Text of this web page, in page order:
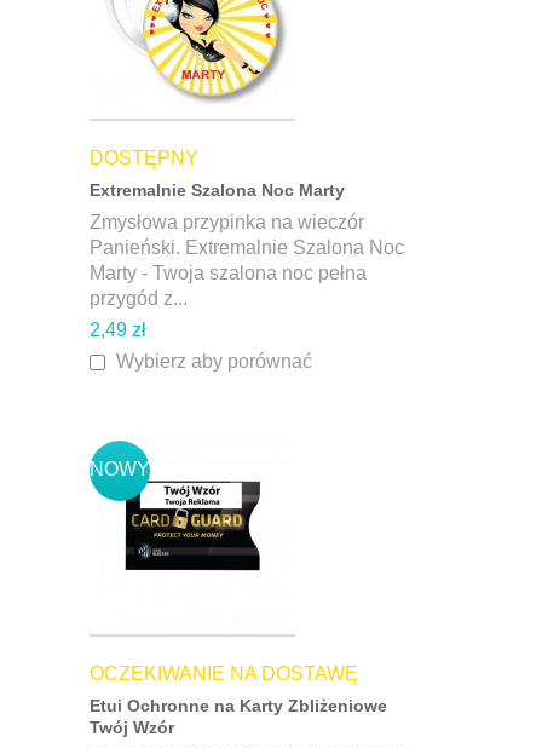
DOSTĘPNY
Extremalnie Szalona Noc Marty
Zmysłowa przypinka na wieczór
Panieński. Extremalnie Szalona Noc
Marty - Twoja szalona noc pełna
przygód z...
2,49 zł
Wybierz aby porównać
NOWY
OCZEKIWANIE NA DOSTAWĘ
Etui Ochronne na Karty Zbliżeniowe
Twój Wzór